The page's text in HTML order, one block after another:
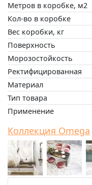
Метров в коробке, м2
Кол-во в коробке
Вес коробки, кг
Поверхность
Морозостойкость
Ректифицированная
Материал
Тип товара
Применение
Коллекция Omega